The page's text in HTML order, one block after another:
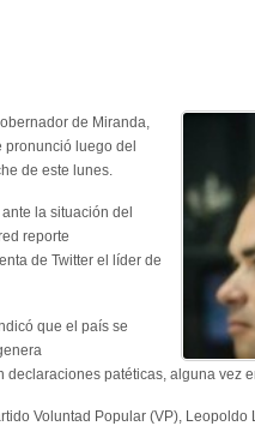
de Miranda,
pronunció luego del
de este lunes.
la situación del
reporte
de Twitter el líder de
que el país se
patéticas, alguna vez
Voluntad Popular (VP),